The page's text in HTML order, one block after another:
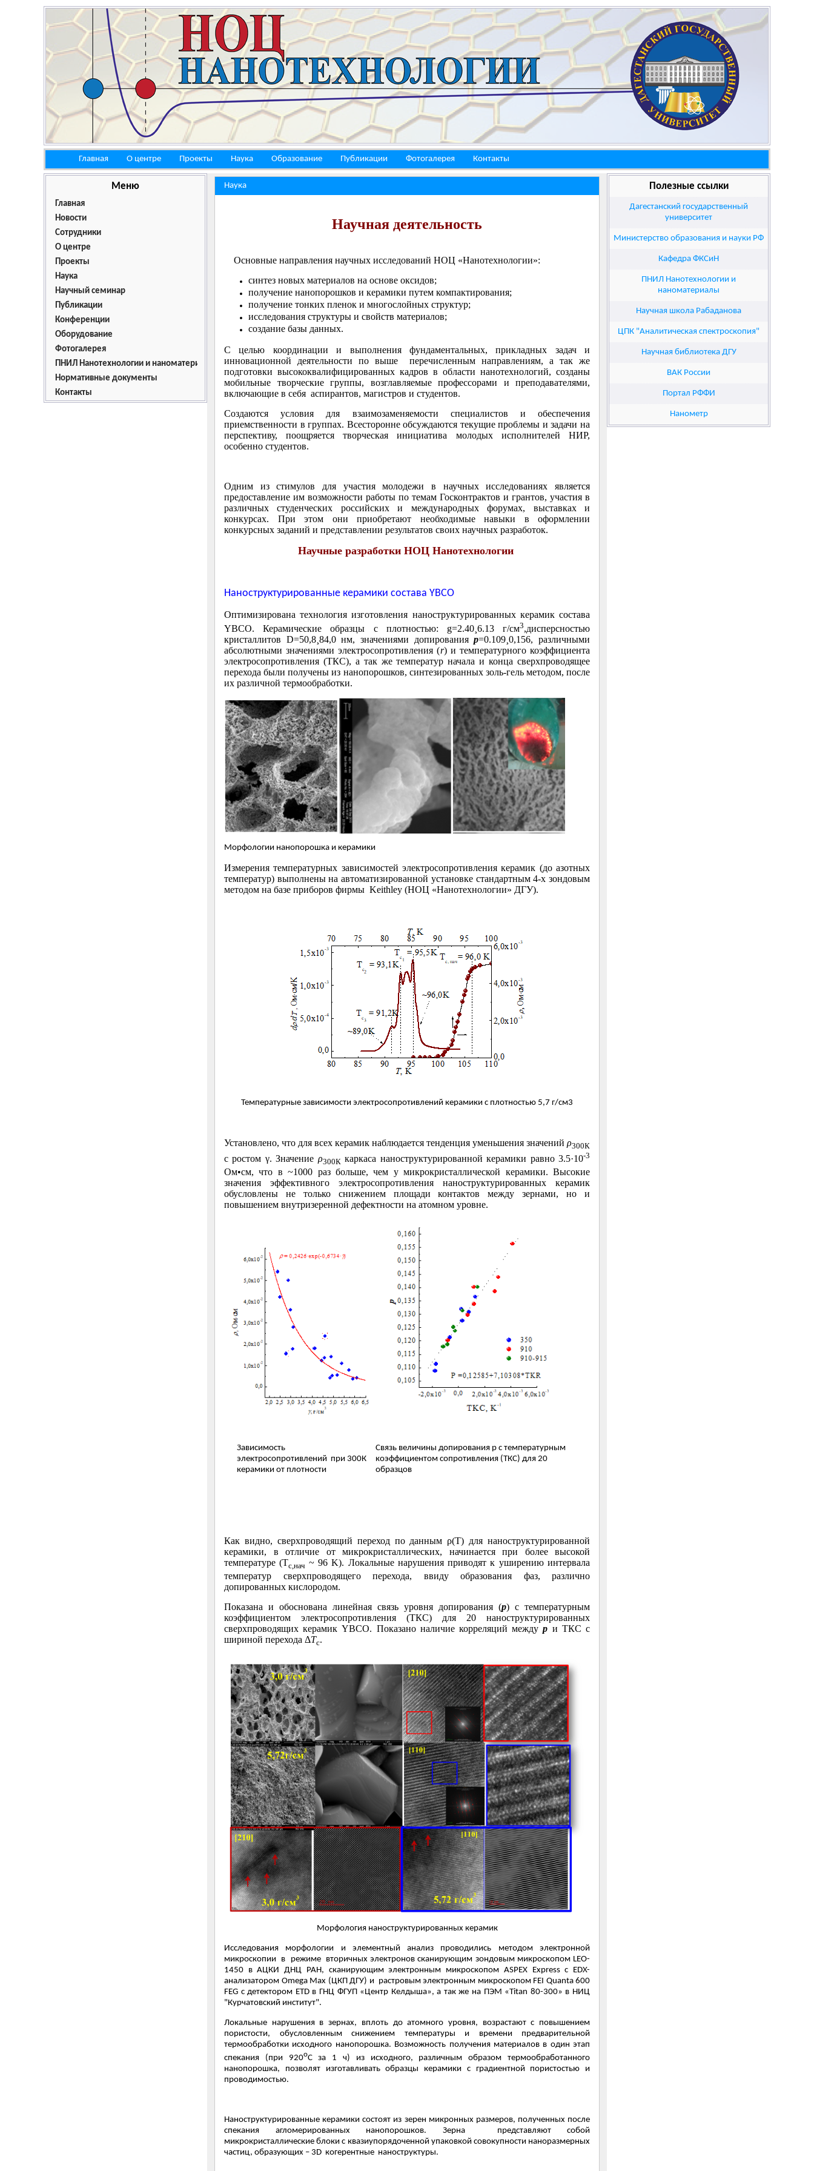
Главная О центре Проекты Наука Образование Публикации Фотогалерея Контакты
Меню
Главная
Новости
Сотрудники
О центре
Проекты
Наука
Научный семинар
Публикации
Конференции
Оборудование
Фотогалерея
ПНИЛ Нанотехнологии и наноматериалы
Нормативные документы
Контакты
Полезные ссылки
Дагестанский государственный
университет
Министерство образования и науки РФ
Кафедра ФКСиН
ПНИЛ Нанотехнологии и
наноматериалы
Научная школа Рабаданова
ЦПК "Аналитическая спектроскопия"
Научная библиотека ДГУ
ВАК России
Портал РФФИ
Нанометр
Наука
Научная деятельность
Основные направления научных исследований НОЦ «Нанотехнологии»:
синтез новых материалов на основе оксидов;
получение нанопорошков и керамики путем компактирования;
получение тонких пленок и многослойных структур;
исследования структуры и свойств материалов;
создание базы данных.
С целью координации и выполнения фундаментальных, прикладных задач и
инновационной деятельности по выше
перечисленным направлениям, а так же
подготовки высококвалифицированных кадров в области нанотехнологий, созданы
мобильные творческие группы, возглавляемые профессорами и преподавателями,
включающие в себя аспирантов, магистров и студентов.
Создаются условия для взаимозаменяемости специалистов и обеспечения
приемственности в группах. Всесторонне обсуждаются текущие проблемы и задачи на
перспективу, поощряется творческая инициатива молодых исполнителей НИР,
особенно студентов.
Одним из стимулов для участия молодежи в научных исследованиях является
предоставление им возможности работы по темам Госконтрактов и грантов, участия в
различных студенческих российских и международных форумах, выставках и
конкурсах. При этом они приобретают необходимые навыки в оформлении
конкурсных заданий и представлении результатов своих научных разработок.
Научные разработки НОЦ Нанотехнологии
Наноструктурированные керамики состава YBCO
Оптимизирована технология изготовления наноструктурированных керамик состава
YBCO. Керамические образцы с плотностью: g=2.40¸6.13 г/см3,дисперсностью
кристаллитов D=50,8¸84,0 нм, значениями допированияp=0.109¸0,156, различными
абсолютными значениями электросопротивления (r) и температурного коэффициента
электросопротивления (ТКС), а так же температур начала и конца сверхпроводящее
перехода были получены из нанопорошков, синтезированных золь-гель методом, после
их различной термообработки.
Морфологии нанопорошка и керамики
Измерения температурных зависимостей электросопротивления керамик (до азотных
температур) выполнены на автоматизированной установке стандартным 4-х зондовым
методом на базе приборов фирмы Keithley (НОЦ «Нанотехнологии» ДГУ).
Температурные зависимости электросопротивлений керамики с плотностью 5,7 г/см3
Установлено, что для всех керамик наблюдается тенденция уменьшения значений ρ300К
с ростом γ. Значение ρ300Ккаркаса наноструктурированной керамики равно 3.5·10-3
Ом•см, что в ~1000 раз больше, чем у микрокристаллической керамики. Высокие
значения эффективного электросопротивления наноструктурированных керамик
обусловлены не только снижением площади контактов между зернами, но и
повышением внутризеренной дефектности на атомном уровне.
Зависимость
электросопротивленийпри 300К
керамики от плотности
Связь величины допирования pс температурным
коэффициентом сопротивления (ТКС) для 20
образцов
Как видно, сверхпроводящий переход по данным ρ(Т) для наноструктурированной
керамики, в отличие от микрокристаллических, начинается при более высокой
температуре (Tc,нач ~ 96 K). Локальные нарушения приводят к уширению интервала
температур сверхпроводящего перехода, ввиду образования фаз, различно
допированных кислородом.
Показана и обоснована линейная связь уровня допирования (p) с температурным
коэффициентом электросопротивления (ТКС) для 20 наноструктурированных
сверхпроводящих керамик YBCO. Показано наличие корреляций междуp и ТКС с
шириной перехода ΔTc.
Морфология наноструктурированных керамик
Исследования морфологии и элементный анализ проводились методом электронной
микроскопии в режиме вторичных электронов сканирующим зондовым микроскопом LEO-
1450 в АЦКИ ДНЦ РАН, сканирующим электронным микроскопом ASPEX Express с EDX-
анализатором Omega Max (ЦКП ДГУ) и растровым электронным микроскопом FEI Quanta 600
FEG с детектором ETD в ГНЦ ФГУП «Центр Келдыша», а так же на ПЭМ «Titan 80-300» в НИЦ
"Курчатовский институт".
Локальные нарушения в зернах, вплоть до атомного уровня, возрастают с повышением
пористости, обусловленным снижением температуры и времени предварительной
термообработки исходного нанопорошка. Возможность получения материалов в один этап
спекания (при 920оС за 1 ч) из исходного, различным образом термообработанного
нанопорошка, позволят изготавливать образцы керамики с градиентной пористостью и
проводимостью.
Наноструктурированные керамики состоят из зерен микронных размеров, полученных после
спекания агломерированных нанопорошков. Зерна представляют собой
микрокристаллические блоки с квазиупорядоченной упаковкой совокупности наноразмерных
частиц, образующих – 3D когерентные наноструктуры.